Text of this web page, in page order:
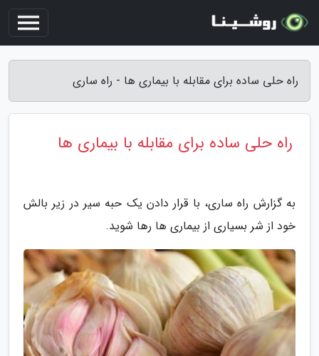
راه حلی ساده برای مقابله با بیماری ها - راه ساری
راه حلی ساده برای مقابله با بیماری ها
به گزارش راه ساری، با قرار دادن یک حبه سیر در زیر بالش
خود از شر بسیاری از بیماری ها رها شوید.